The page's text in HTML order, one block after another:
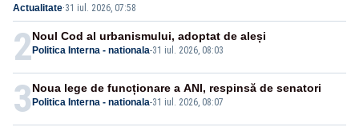
Actualitate·31 iul. 2026, 07:58
2 Politica Interna - nationala-31 iul. 2026, 08:03
Noul Cod al urbanismului, adoptat de aleși
3 Politica Interna - nationala-31 iul. 2026, 08:07
Noua lege de funcționare a ANI, respinsă de senatori